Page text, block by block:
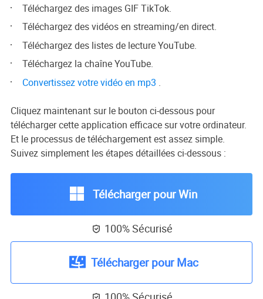
Téléchargez des images GIF TikTok.
Téléchargez des vidéos en streaming/en direct.
Téléchargez des listes de lecture YouTube.
Téléchargez la chaîne YouTube.
Convertissez votre vidéo en mp3 .
Cliquez maintenant sur le bouton ci-dessous pour
télécharger cette application efficace sur votre ordinateur.
Et le processus de téléchargement est assez simple.
Suivez simplement les étapes détaillées ci-dessous :
Télécharger pour Win
 100% Sécurisé
Télécharger pour Mac